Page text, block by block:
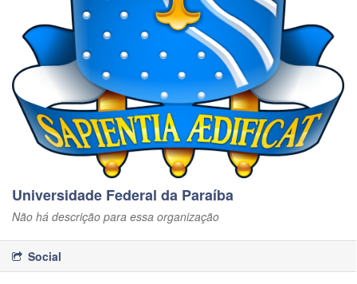
Universidade Federal da Paraíba
Não há descrição para essa organização
Social